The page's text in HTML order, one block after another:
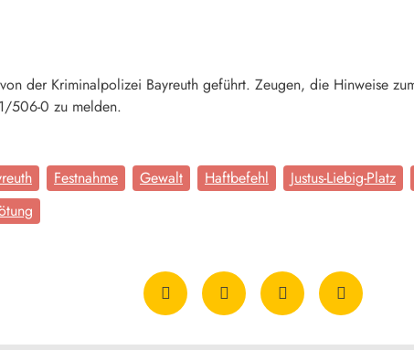
der Kriminalpolizei Bayreuth geführt. Zeugen, die Hinweise
506-0 zu melden.
Festnahme Gewalt Haftbefehl Justus-Liebig-Platz